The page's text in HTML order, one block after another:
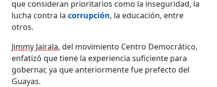
que consideran prioritarios como la inseguridad, la
lucha contra lacorrupción, la educación, entre
otros.
Jimmy Jairala, del movimiento Centro Democrático,
enfatizó que tiene la experiencia suficiente para
gobernar, ya que anteriormente fue prefecto del
Guayas.